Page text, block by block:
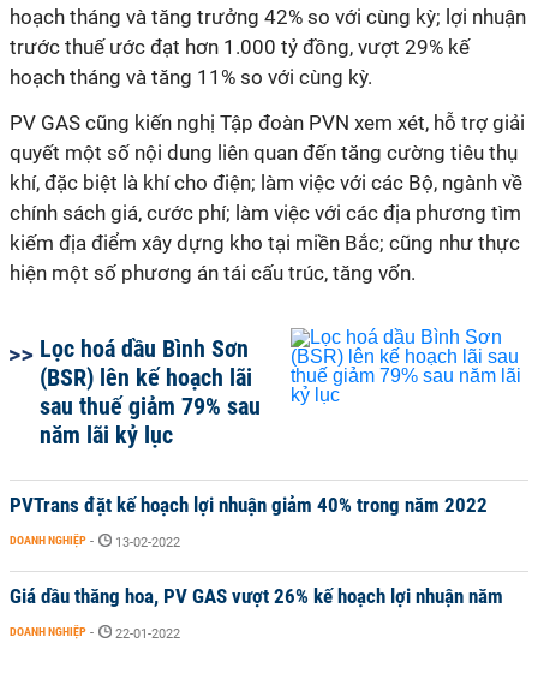
hoạch tháng và tăng trưởng 42% so với cùng kỳ; lợi nhuận
trước thuế ước đạt hơn 1.000 tỷ đồng, vượt 29% kế
hoạch tháng và tăng 11% so với cùng kỳ.
PV GAS cũng kiến nghị Tập đoàn PVN xem xét, hỗ trợ giải
quyết một số nội dung liên quan đến tăng cường tiêu thụ
khí, đặc biệt là khí cho điện; làm việc với các Bộ, ngành về
chính sách giá, cước phí; làm việc với các địa phương tìm
kiếm địa điểm xây dựng kho tại miền Bắc; cũng như thực
hiện một số phương án tái cấu trúc, tăng vốn.
Lọc hoá dầu Bình Sơn
(BSR) lên kế hoạch lãi
sau thuế giảm 79% sau
năm lãi kỷ lục
PVTrans đặt kế hoạch lợi nhuận giảm 40% trong năm 2022
DOANH NGHIỆP - 13-02-2022
Giá dầu thăng hoa, PV GAS vượt 26% kế hoạch lợi nhuận năm
DOANH NGHIỆP - 22-01-2022